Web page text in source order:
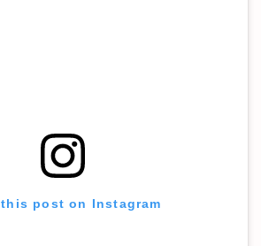
this post on Instagram